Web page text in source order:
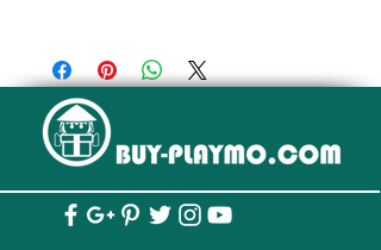
該貨品已全部售罄。